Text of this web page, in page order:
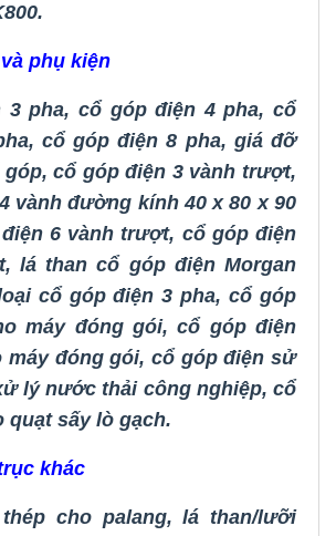
phụ kiện
3 pha, cổ góp điện 4 pha, cổ
, cổ góp điện 8 pha, giá đỡ
góp,cổ góp điện 3 vành trượt,
vành đường kính 40 x 80 x 90
6 vành trượt, cổ góp điện
, lá than cổ góp điện Morgan
cổ góp điện 3 pha,cổ góp
máy đóng gói,cổ góp điện
máy đóng gói,cổ góp điện sử
lý nước thải công nghiệp, cổ
quạt sấy lò gạch.
khác
cho palang, lá than/lưỡi